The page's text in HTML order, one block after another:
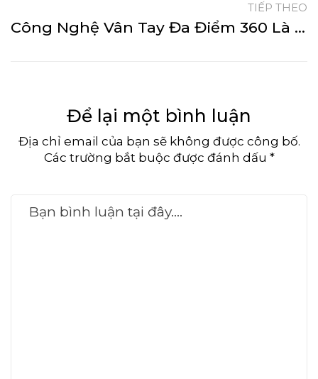
TIẾP THEO
Công Nghệ Vân Tay Đa Điểm 360 Là Gì? Ứng Dụng Trên Khóa Thông Minh
Để lại một bình luận
Địa chỉ email của bạn sẽ không được công bố.
Các trường bắt buộc được đánh dấu *